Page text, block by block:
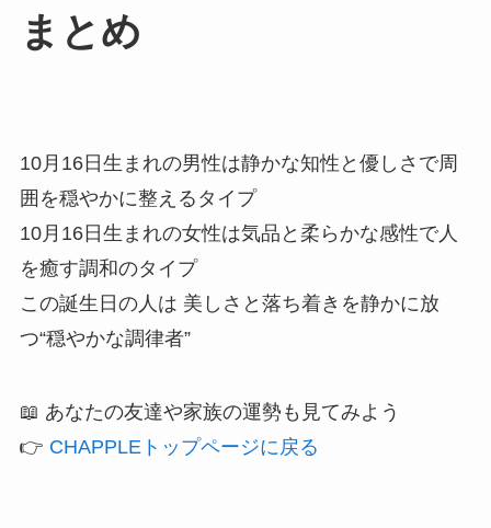
まとめ
10月16日生まれの男性は静かな知性と優しさで周
囲を穏やかに整えるタイプ
10月16日生まれの女性は気品と柔らかな感性で人
を癒す調和のタイプ
この誕生日の人は 美しさと落ち着きを静かに放
つ“穏やかな調律者”
📖 あなたの友達や家族の運勢も見てみよう
👉 CHAPPLEトップページに戻る